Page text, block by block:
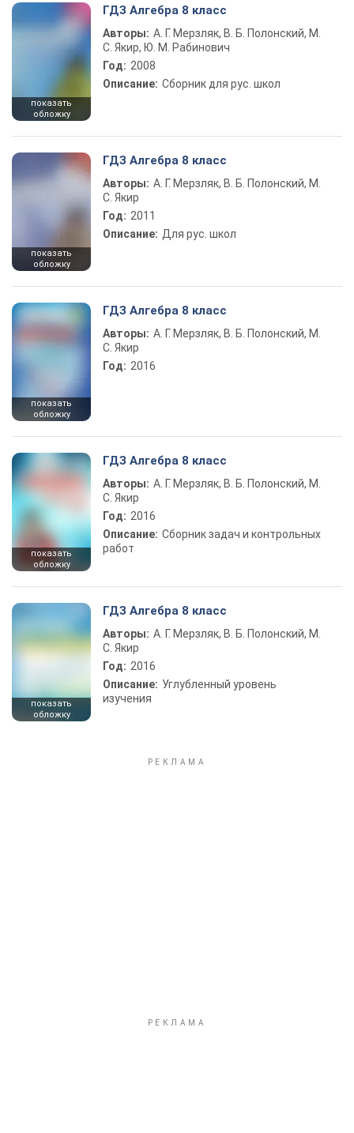
показать
обложку
ГДЗ Алгебра 8 класс
Авторы: А. Г. Мерзляк, В. Б. Полонский, М.
С. Якир, Ю. М. Рабинович
Год: 2008
Описание: Сборник для рус. школ
показать
обложку
ГДЗ Алгебра 8 класс
Авторы: А. Г. Мерзляк, В. Б. Полонский, М.
С. Якир
Год: 2011
Описание: Для рус. школ
показать
обложку
ГДЗ Алгебра 8 класс
Авторы: А. Г. Мерзляк, В. Б. Полонский, М.
С. Якир
Год: 2016
показать
обложку
ГДЗ Алгебра 8 класс
Авторы: А. Г. Мерзляк, В. Б. Полонский, М.
С. Якир
Год: 2016
Описание: Сборник задач и контрольных
работ
показать
обложку
ГДЗ Алгебра 8 класс
Авторы: А. Г. Мерзляк, В. Б. Полонский, М.
С. Якир
Год: 2016
Описание: Углубленный уровень
изучения